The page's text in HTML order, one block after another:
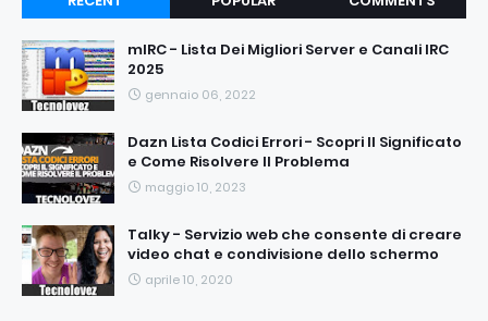
mIRC - Lista Dei Migliori Server e Canali IRC
2025
gennaio 06, 2022
Dazn Lista Codici Errori - Scopri Il Significato
e Come Risolvere Il Problema
maggio 10, 2023
Talky - Servizio web che consente di creare
video chat e condivisione dello schermo
aprile 10, 2020